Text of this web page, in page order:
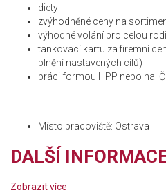
diety
zvýhodněné ceny na
výhodné volání pro celou
tankovací kartu za firemní
plnění nastavených cílů)
práci formou HPP nebo na
Místo pracoviště: Ostrava
DALŠÍ
Zobrazit více